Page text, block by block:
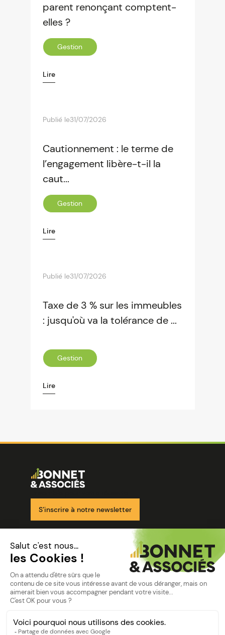
parent renonçant comptent-
elles ?
Gestion
Lire
Publié le31/07/2026
Cautionnement : le terme de
l’engagement libère-t-il la
caut...
Gestion
Lire
Publié le31/07/2026
Taxe de 3 % sur les immeubles
: jusqu'où va la tolérance de ...
Gestion
Lire
Image
S’inscrire à notre newsletter
Nos solutions
Nos cabinets
Mon espace client
Politique de confidentialité